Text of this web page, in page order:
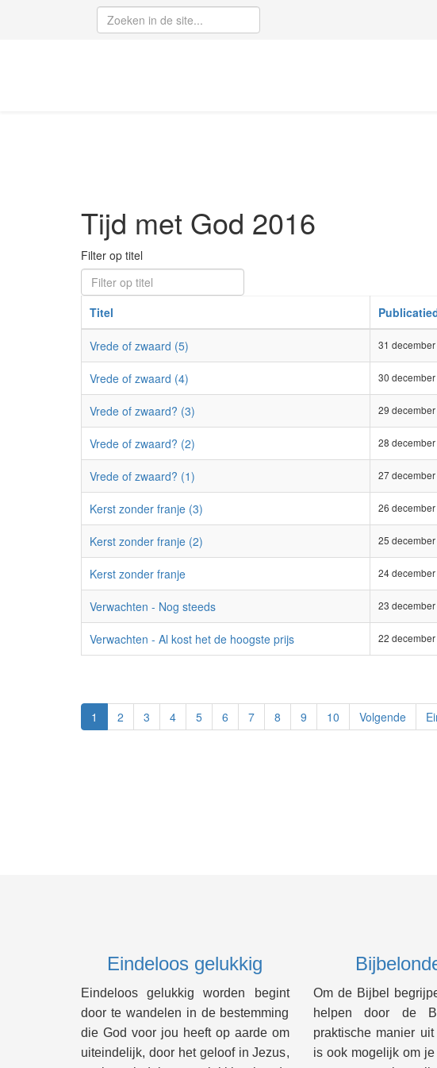
Tijd met God 2016
Filter op titel
Titel
Vrede of zwaard (5) 31
Vrede of zwaard (4) 30
Vrede of zwaard? (3) 29
Vrede of zwaard? (2) 28
Vrede of zwaard? (1) 27
Kerst zonder franje (3) 26
Kerst zonder franje (2) 25
Kerst zonder franje 24
Verwachten - Nog steeds 23
Verwachten - Al kost het de hoogste prijs 22
1
2 3 4 5 6 7 8 9 10 Volgende
Eindeloos gelukkig
Eindeloos gelukkig worden begint
door te wandelen in de bestemming
die God voor jou heeft op aarde om
uiteindelijk, door het geloof in Jezus,
Om de Bijbel
helpen door de
praktische manier
is ook mogelijk om